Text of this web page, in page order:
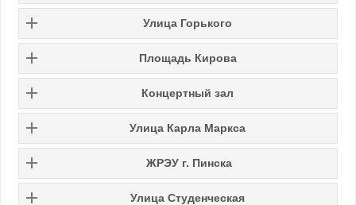
Улица Горького
Площадь Кирова
Концертный зал
Улица Карла Маркса
ЖРЭУ г. Пинска
Улица Студенческая